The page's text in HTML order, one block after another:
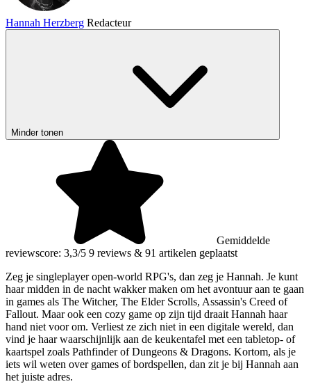
Hannah Herzberg Redacteur
Minder tonen
Gemiddelde
reviewscore: 3,3/5 9 reviews & 91 artikelen geplaatst
Zeg je singleplayer open-world RPG's, dan zeg je Hannah. Je kunt
haar midden in de nacht wakker maken om het avontuur aan te gaan
in games als The Witcher, The Elder Scrolls, Assassin's Creed of
Fallout. Maar ook een cozy game op zijn tijd draait Hannah haar
hand niet voor om. Verliest ze zich niet in een digitale wereld, dan
vind je haar waarschijnlijk aan de keukentafel met een tabletop- of
kaartspel zoals Pathfinder of Dungeons & Dragons. Kortom, als je
iets wil weten over games of bordspellen, dan zit je bij Hannah aan
het juiste adres.